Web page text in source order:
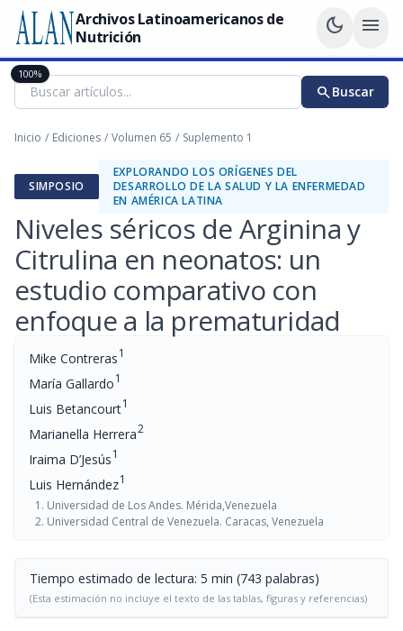
Archivos Latinoamericanos de
Nutrición
dark_mode menu
searchBuscar
Inicio / Ediciones / Volumen 65 / Suplemento 1
SIMPOSIO
EXPLORANDO LOS ORÍGENES DEL
DESARROLLO DE LA SALUD Y LA ENFERMEDAD
EN AMÉRICA LATINA
Niveles séricos de Arginina y
Citrulina en neonatos: un
estudio comparativo con
enfoque a la prematuridad
Mike Contreras1
María Gallardo1
Luis Betancourt1
Marianella Herrera2
Iraima D’Jesús1
Luis Hernández1
Universidad de Los Andes. Mérida,Venezuela
Universidad Central de Venezuela. Caracas, Venezuela
Tiempo estimado de lectura: 5 min (743 palabras)
(Esta estimación no incluye el texto de las tablas, figuras y referencias)
100%